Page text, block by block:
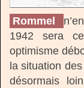
Rommel
1942 sera
optimisme
la situation
désormais